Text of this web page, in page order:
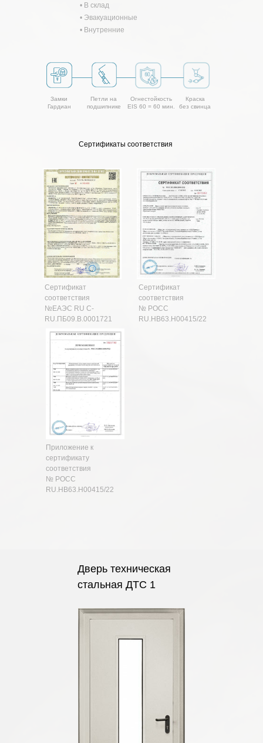
Замки
Гардиан
Петли на
подшипнике
Огнестойкость
EIS 60 = 60 мин.
Краска
без свинца
• В склад
• Эвакуационные
• Внутренние
Сертификаты соответствия
Сертификат
соответствия
№ЕАЭС RU C-
RU.ПБ09.В.0001721
Сертификат
соответствия
№ РОСС
RU.HB63.H00415/22
Приложение к
сертификату
соответствия
№ РОСС
RU.HB63.H00415/22
Дверь техническая
стальная ДТС 1